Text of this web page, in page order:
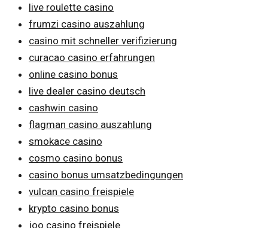
live roulette casino
frumzi casino auszahlung
casino mit schneller verifizierung
curacao casino erfahrungen
online casino bonus
live dealer casino deutsch
cashwin casino
flagman casino auszahlung
smokace casino
cosmo casino bonus
casino bonus umsatzbedingungen
vulcan casino freispiele
krypto casino bonus
joo casino freispiele